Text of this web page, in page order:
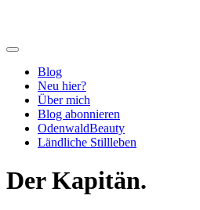
Blog
Neu hier?
Über mich
Blog abonnieren
OdenwaldBeauty
Ländliche Stillleben
Der Kapitän.